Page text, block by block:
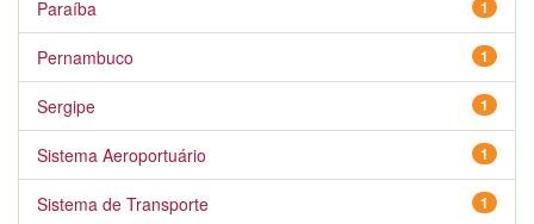
1
Paraíba
1
Pernambuco
1
Sergipe
1
Sistema Aeroportuário
1
Sistema de Transporte